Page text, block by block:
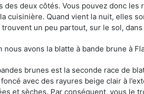
des deux côtés. Vous pouvez donc
cuisinière. Quand vient la nuit, elles
un peu partout, sur le sol,
nous avons la blatte à bande brune à
brunes est la seconde race de
avec des rayures beige clair à
et sèches. Par conséquent, vous le